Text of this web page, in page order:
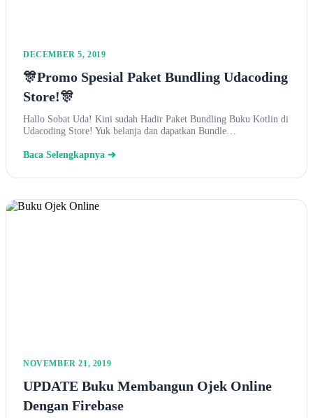
DECEMBER 5, 2019
🎊Promo Spesial Paket Bundling Udacoding
Store!🎊
Hallo Sobat Uda! Kini sudah Hadir Paket Bundling Buku Kotlin di
Udacoding Store! Yuk belanja dan dapatkan Bundle…
Baca Selengkapnya ➔
NOVEMBER 21, 2019
UPDATE Buku Membangun Ojek Online
Dengan Firebase